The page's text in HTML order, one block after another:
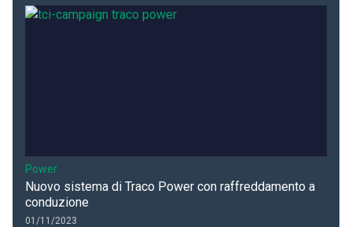
Power
Nuovo sistema di Traco Power con raffreddamento a
conduzione
01/11/2023